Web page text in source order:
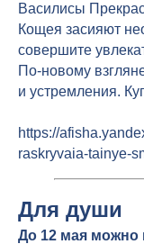
Василисы
Кощея засияют
совершите
По-новому
и устремления.
https://
raskryvaia-tainye-
Для души
До 12 мая можно